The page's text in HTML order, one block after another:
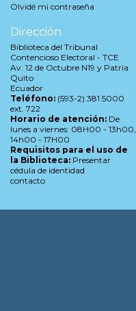
Olvidé mi contraseña
Dirección
Biblioteca del Tribunal
Contencioso Electoral - TCE
Av. 12 de Octubre N19 y Patria
Quito
Ecuador
Teléfono: (593-2) 381 5000
ext. 722
Horario de atención: De
lunes a viernes: 08H00 - 13h00,
14h00 - 17H00
Requisitos para el uso de
la Biblioteca: Presentar
cédula de identidad
contacto